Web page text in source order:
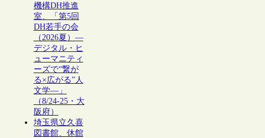
機構DH推進
室、「第5回
DH若手の会
（2026夏）―
デジタル・ヒ
ューマニティ
ーズで“繋が
る×広がる”人
文学―」
（8/24-25・大
阪府）
埼玉県立久喜
図書館、休館